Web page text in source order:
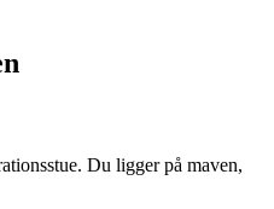
Du ligger på maven,